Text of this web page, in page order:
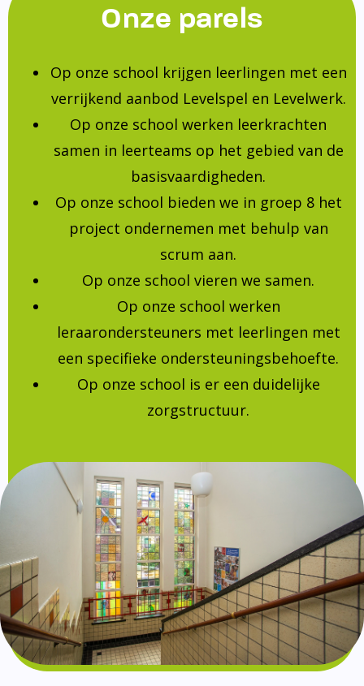
Onze parels
Op onze school krijgen leerlingen met een
verrijkend aanbod Levelspel en Levelwerk.
Op onze school werken leerkrachten
samen in leerteams op het gebied van de
basisvaardigheden.
Op onze school bieden we in groep 8 het
project ondernemen met behulp van
scrum aan.
Op onze school vieren we samen.
Op onze school werken
leraarondersteuners met leerlingen met
een specifieke ondersteuningsbehoefte.
Op onze school is er een duidelijke
zorgstructuur.